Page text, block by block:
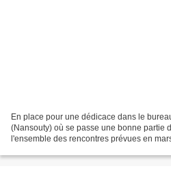
En place pour une dédicace dans le
(Nansouty) où se passe une bonne partie
l'ensemble des rencontres prévues en